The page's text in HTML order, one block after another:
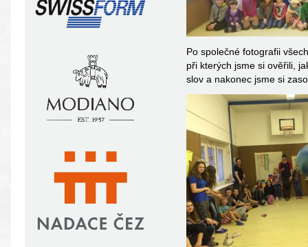
Po společné fotografii
při kterých jsme si ověřili,
slov a nakonec jsme si